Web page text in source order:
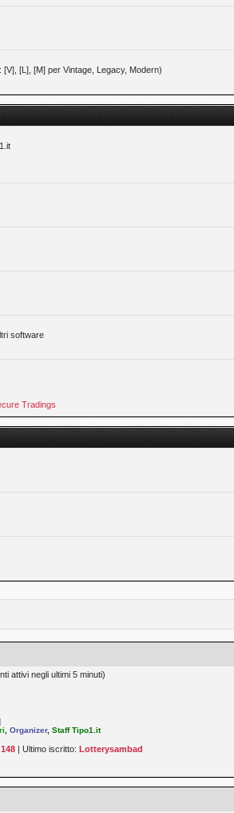
[L], [M] per Vintage, Legacy, Modern)
software
Tradings
attivi negli ultimi 5 minuti)
,Organizer,Staff Tipo1.it
148 | Ultimo iscritto:Lotterysambad